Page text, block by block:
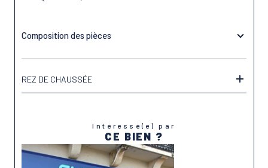
Composition des pièces
REZ DE CHAUSSÉE
Intéressé(e) par
CE BIEN ?